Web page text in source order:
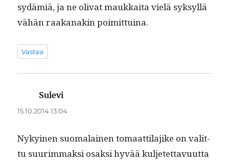
sy­dämiä, ja ne oli­vat maukkai­ta vielä syksyl­lä
vähän raakanakin poimittuina.
Vastaa
Sulevi
15.10.2014 13:04
Nykyi­nen suo­ma­lainen tomaat­ti­la­jike on valit­
tu suurim­mak­si osak­si hyvää kul­jetet­tavu­ut­ta